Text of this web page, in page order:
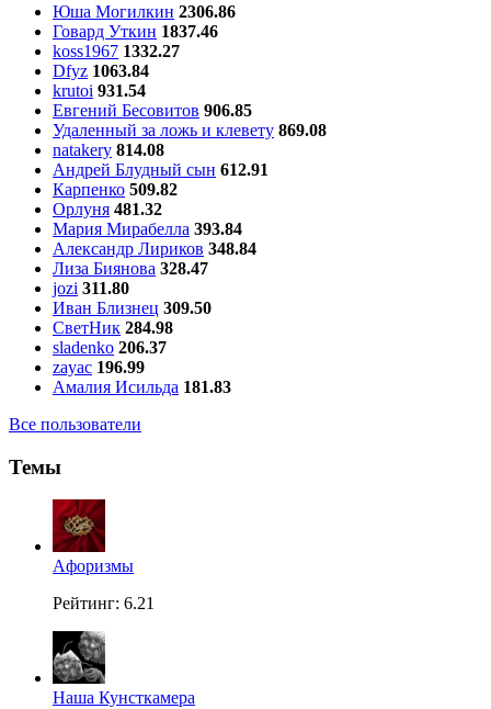
Юша Могилкин 2306.86
Говард Уткин 1837.46
koss1967 1332.27
Dfyz 1063.84
krutoi 931.54
Евгений Бесовитов 906.85
Удаленный за ложь и клевету 869.08
natakery 814.08
Андрей Блудный сын 612.91
Карпенко 509.82
Орлуня 481.32
Мария Мирабелла 393.84
Александр Лириков 348.84
Лиза Биянова 328.47
jozi 311.80
Иван Близнец 309.50
СветНик 284.98
sladenko 206.37
zayac 196.99
Амалия Исильда 181.83
Все пользователи
Темы
Aфоризмы
Рейтинг: 6.21
Наша Кунсткамера